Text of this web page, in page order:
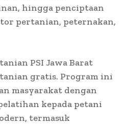
hingga penciptaan
pertanian, peternakan,
PSI Jawa Barat
gratis. Program ini
masyarakat dengan
kepada petani
termasuk